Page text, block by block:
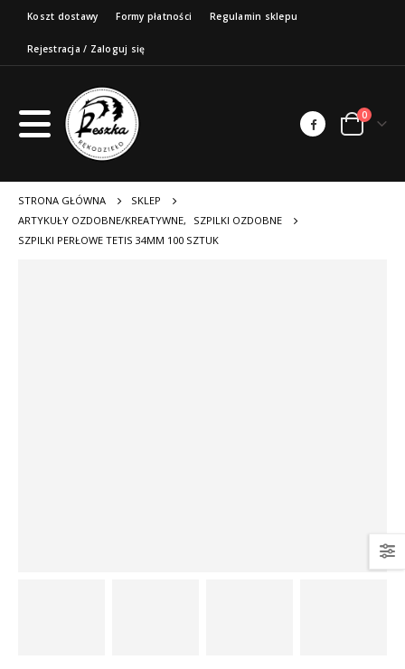
Koszt dostawy Formy płatności Regulamin sklepu
Rejestracja / Zaloguj się
0
STRONA GŁÓWNA
SKLEP
ARTYKUŁY OZDOBNE/KREATYWNE,
SZPILKI OZDOBNE
SZPILKI PERŁOWE TETIS 34MM 100 SZTUK